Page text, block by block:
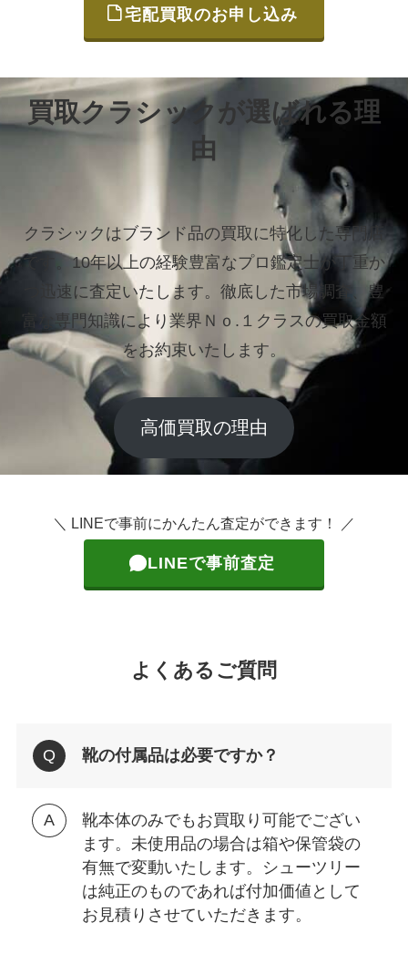
宅配買取のお申し込み
買取クラシックが選ばれる理
由
クラシックはブランド品の買取に特化した専門店
です。10年以上の経験豊富なプロ鑑定士が丁重か
つ迅速に査定いたします。 徹底した市場調査、豊
富な専門知識により業界Ｎｏ.１クラスの買取金額
をお約束いたします。
高価買取の理由
＼ LINEで事前にかんたん査定ができます！ ／
LINEで事前査定
よくあるご質問
靴の付属品は必要ですか？
靴本体のみでもお買取り可能でござい
ます。未使用品の場合は箱や保管袋の
有無で変動いたします。シューツリー
は純正のものであれば付加価値として
お見積りさせていただきます。